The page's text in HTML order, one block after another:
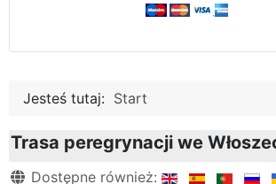
Jesteś tutaj: Start
Trasa peregrynacji we
Szczegóły
Dostępne również: